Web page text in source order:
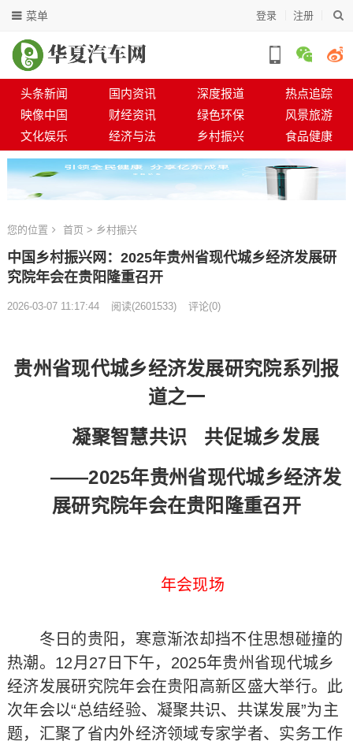
登录 注册
菜单
头条新闻 国内资讯 深度报道
热点追踪
映像中国
财经资讯 绿色环保
风景旅游
文化娱乐
经济与法 乡村振兴 食品健康
您的位置 首页 > 乡村振兴
中国乡村振兴网：2025年贵州省现代城乡经济发展研
究院年会在贵阳隆重召开
2026-03-07 11:17:44 阅读(2601533) 评论(0)
贵州省现代城乡经济发展研究院系列报
道之一
凝聚智慧共识 共促城乡发展
——2025年贵州省现代城乡经济发
展研究院年会在贵阳隆重召开
年会现场
冬日的贵阳，寒意渐浓却挡不住思想碰撞的
热潮。12月27日下午，2025年贵州省现代城乡
经济发展研究院年会在贵阳高新区盛大举行。此
次年会以“总结经验、凝聚共识、共谋发展”为主
题，汇聚了省内外经济领域专家学者、实务工作